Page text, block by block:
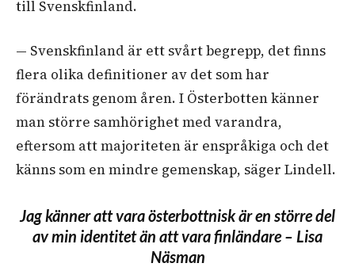
till Svenskfinland.
— Svenskfinland är ett svårt begrepp, det finns
flera olika definitioner av det som har
förändrats genom åren. I Österbotten känner
man större samhörighet med varandra,
eftersom att majoriteten är enspråkiga och det
känns som en mindre gemenskap, säger Lindell.
Jag känner att vara österbottnisk är en större del
av min identitet än att vara finländare – Lisa
Näsman